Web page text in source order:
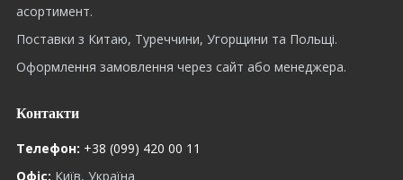
асортимент.
Поставки з Китаю, Туреччини, Угорщини та Польщі.
Оформлення замовлення через сайт або менеджера.
Контакти
Телефон: +38 (099) 420 00 11
Офіс: Київ, Україна